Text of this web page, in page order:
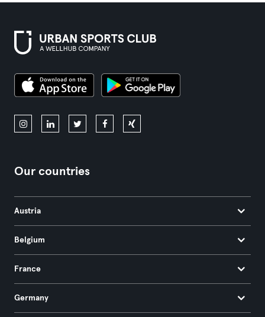
Our countries
Austria
Belgium
France
Germany